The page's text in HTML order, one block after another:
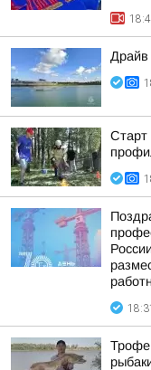
Драйв
Старт
18:31